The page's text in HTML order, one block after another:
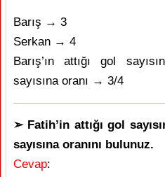
Barış → 3
Serkan → 4
Barış’ın attığı gol
sayısına oranı → 3/4
➢ Fatih’in attığı gol
sayısına oranını bulunuz.
Cevap: